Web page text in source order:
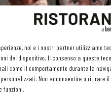
noi e i nostri partner utilizziamo
del dispositivo. Il consenso a queste
come il comportamento durante la
Non acconsentire o ritirare
funzioni.
Colonna apre a Milano,
Torino, Scabin per l’hotel...
Simone Zeni - 26 Settembre 2019